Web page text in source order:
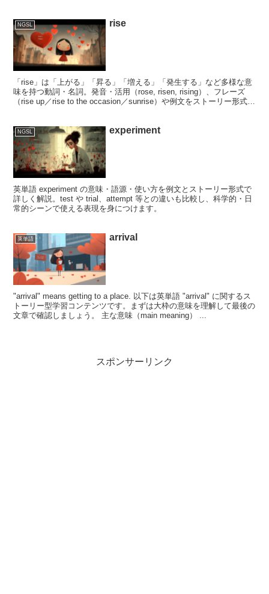
NGSL rise
「rise」は「上がる」「昇る」「増える」「発生する」など多様な意
味を持つ動詞・名詞。発音・活用（rose, risen, rising）、フレーズ
（rise up／rise to the occasion／sunrise）や例文をストーリー形式で
NGSL experiment
英単語 experiment の意味・語源・使い方を例文とストーリー形式で
詳しく解説。test や trial、attempt 等との違いも比較し、科学的・日
常的シーンで使える表現を身につけます。
英単語 arrival
"arrival" means getting to a place. 以下は英単語 "arrival" に関するス
トーリー型学習コンテンツです。まずは大枠の意味を理解して最後の
文章で確認しましょう。 主な意味（main meaning） ...
スポンサーリンク